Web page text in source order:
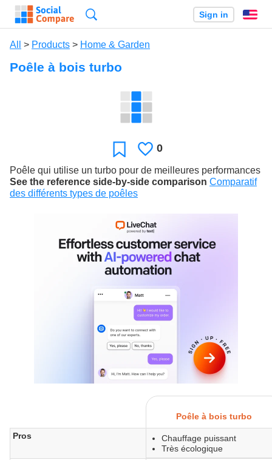
Sign in
All > Products > Home & Garden
Poêle à bois turbo
FavoriteLikes
0
Poêle qui utilise un turbo pour de meilleures performances
See the reference side-by-side comparison Comparatif
des différents types de poêles
Poêle à bois turbo
Pros
Chauffage puissant
Très écologique